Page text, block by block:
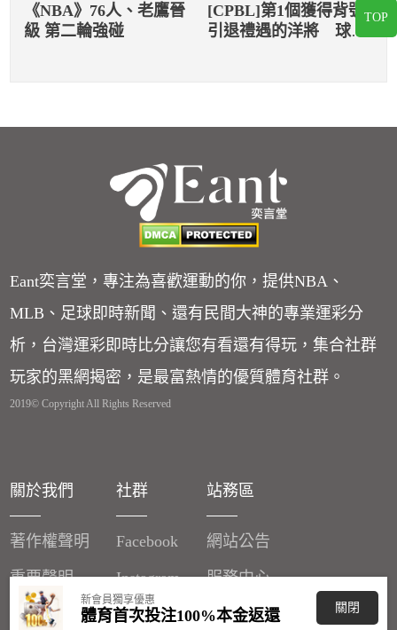
《NBA》76人、老鷹晉
級 第二輪強碰
[CPBL]第1個獲得背號
引退禮遇的洋將 球迷
新會員獨享優惠
體育首次投注100%本金返還 關閉
TOP
Eant奕言堂，專注為喜歡運動的你，提供NBA、
MLB、足球即時新聞、還有民間大神的專業運彩分
析，台灣運彩即時比分讓您有看還有得玩，集合社群
玩家的黑網揭密，是最富熱情的優質體育社群。
2019© Copyright All Rights Reserved
關於我們
著作權聲明
重要聲明
廣告刊登
社群
Facebook
Instagram
站務區
網站公告
服務中心